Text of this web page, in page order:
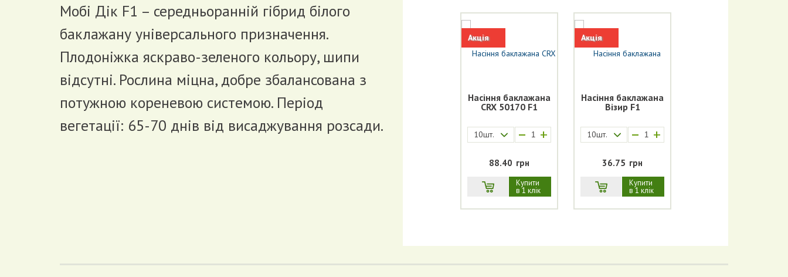
Мобі Дік F1 – середньоранній гібрид білого
баклажану універсального призначення.
Плодоніжка яскраво-зеленого кольору, шипи
відсутні. Рослина міцна, добре збалансована з
потужною кореневою системою. Період
вегетації: 65-70 днів від висаджування розсади.
Акція
Насіння баклажана
CRX 50170 F1
10шт. +
88.40 грн
Купити
в 1 клік
Акція
Насіння баклажана
Вiзир F1
10шт. +
36.75 грн
Купити
в 1 клік